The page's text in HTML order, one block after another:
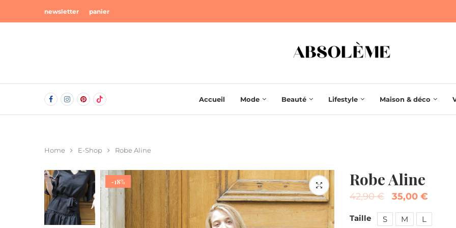
newsletter panier
Accueil Mode Beauté Lifestyle Maison & déco
Home E-Shop Robe Aline
-18% Robe Aline
42,90€ 35,00 €
Taille S M L